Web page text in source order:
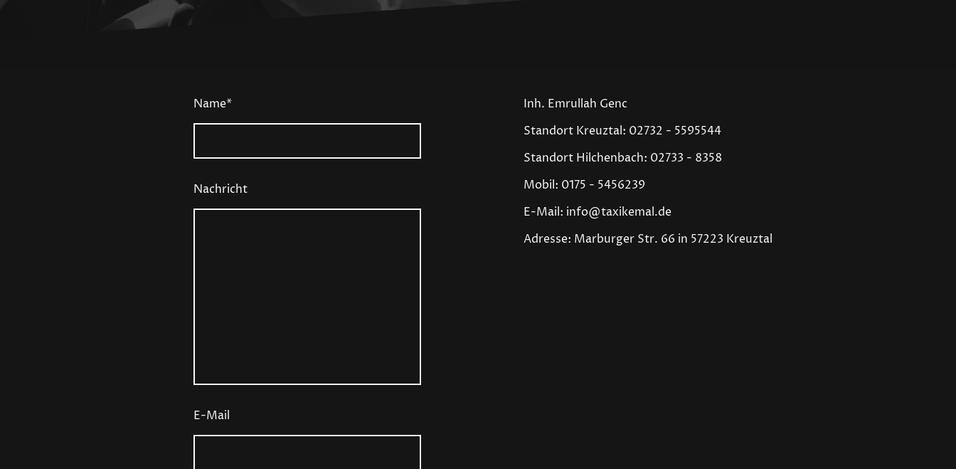
Name*
Nachricht
E-Mail
Inh. Emrullah Genc
Standort Kreuztal: 02732 - 5595544
Standort Hilchenbach: 02733 - 8358
Mobil: 0175 - 5456239
E-Mail: info@taxikemal.de
Adresse: Marburger Str. 66 in 57223 Kreuztal